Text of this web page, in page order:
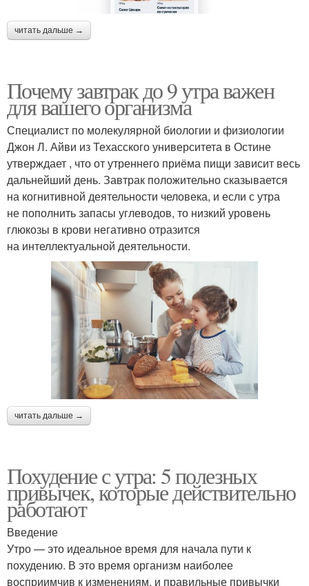
читать дальше →
Почему завтрак до 9 утра важен
для вашего организма
Специалист по молекулярной биологии и физиологии
Джон Л. Айви из Техасского университета в Остине
утверждает , что от утреннего приёма пищи зависит весь
дальнейший день. Завтрак положительно сказывается
на когнитивной деятельности человека, и если с утра
не пополнить запасы углеводов, то низкий уровень
глюкозы в крови негативно отразится
на интеллектуальной деятельности.
читать дальше →
Похудение с утра: 5 полезных
привычек, которые действительно
работают
Введение
Утро — это идеальное время для начала пути к
похудению. В это время организм наиболее
восприимчив к изменениям, и правильные привычки